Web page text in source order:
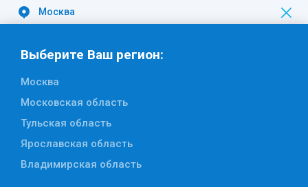
Москва
Выберите Ваш регион:
Москва
Московская область
Тульская область
Ярославская область
Владимирская область
#Добрые крышечки